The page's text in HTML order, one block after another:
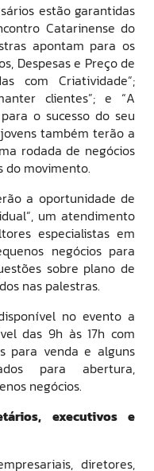
estão garantidas
Catarinense do
apontam para os
Despesas e Preço de
com Criatividade”;
clientes”; e “A
o sucesso do seu
também terão a
rodada de negócios
do movimento.
a oportunidade de
um atendimento
especialistas em
negócios para
sobre plano de
nas palestras.
no evento a
das 9h às 17h com
para venda e alguns
para abertura,
negócios.
executivos e
diretores,